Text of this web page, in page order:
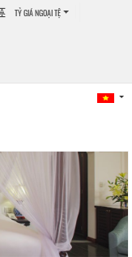
TỶ GIÁ NGOẠI TỆ